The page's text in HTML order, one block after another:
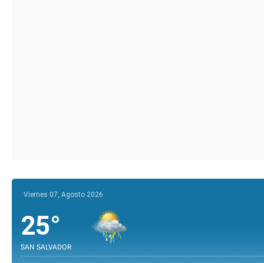
Viernes 07, Agosto 2026
25°
SAN SALVADOR